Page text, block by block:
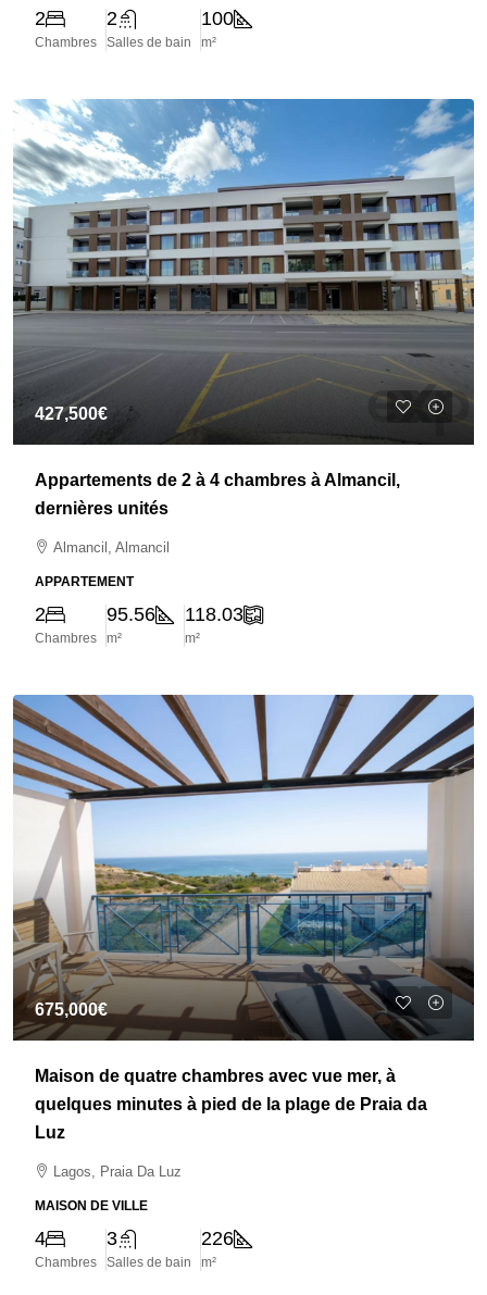
2
Chambres
2
Salles de bain
100
m²
427,500€
Appartements de 2 à 4 chambres à Almancil,
dernières unités
Almancil, Almancil
APPARTEMENT
2
Chambres
95.56
m²
118.03
m²
675,000€
Maison de quatre chambres avec vue mer, à
quelques minutes à pied de la plage de Praia da
Luz
Lagos, Praia Da Luz
MAISON DE VILLE
4
Chambres
3
Salles de bain
226
m²